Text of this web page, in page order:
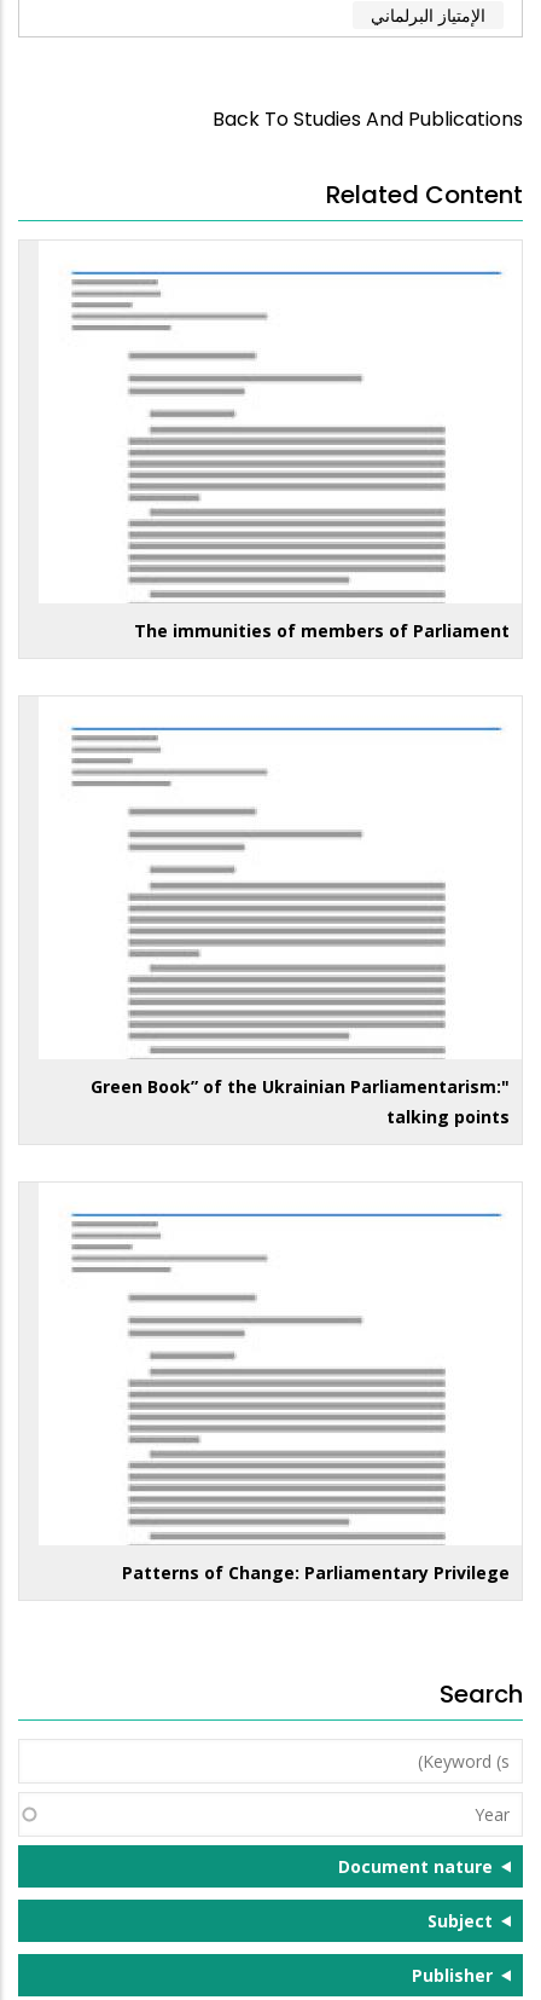
الإمتياز البرلماني
Back To Studies And Publications
Related Content
The immunities of members of Parliament
"Green Book” of the Ukrainian Parliamentarism:
talking points
Patterns of Change: Parliamentary Privilege
Search
Keyword
(s)
Year
Document nature
Subject
Publisher